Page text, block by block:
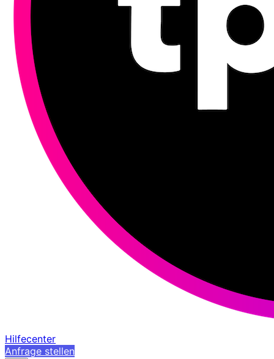
Hilfecenter
Anfrage stellen